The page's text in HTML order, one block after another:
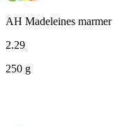
AH Madeleines marmer
2.29
250 g